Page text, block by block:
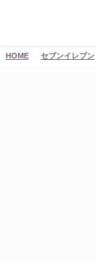
HOME セブンイレブン